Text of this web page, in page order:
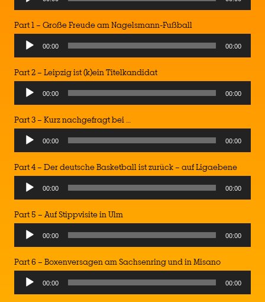
Part 1 – Große Freude am Nagelsmann-Fußball
00:00 00:00
Part 2 – Leipzig ist (k)ein Titelkandidat
00:00 00:00
Part 3 – Kurz nachgefragt bei …
00:00 00:00
Part 4 – Der deutsche Basketball ist zurück – auf Ligaebene
00:00 00:00
Part 5 – Auf Stippvisite in Ulm
00:00 00:00
Part 6 – Boxenversagen am Sachsenring und in Misano
00:00 00:00